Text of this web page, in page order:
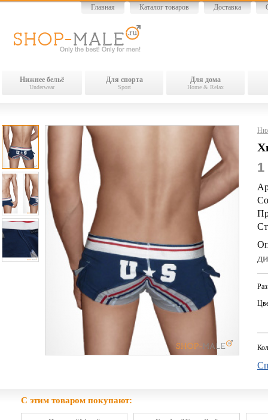
Главная Каталог товаров Доставка
Нижнее бельё
Underwear
Для спорта
Sport
Для дома
Home & Relax
С этим товаром покупают: